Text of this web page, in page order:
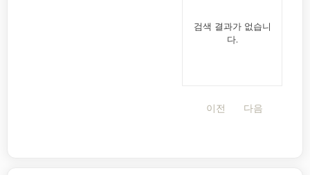
검색 결과가 없습니
다.
이전 다음